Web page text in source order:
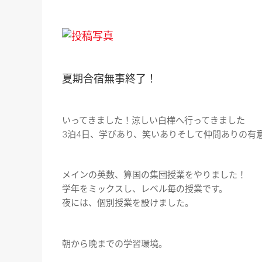
夏期合宿無事終了！
いってきました！涼しい白樺へ行ってきました
3泊4日、学びあり、笑いありそして仲間ありの有
メインの英数、算国の集団授業をやりました！
学年をミックスし、レベル毎の授業です。
夜には、個別授業を設けました。
朝から晩までの学習環境。